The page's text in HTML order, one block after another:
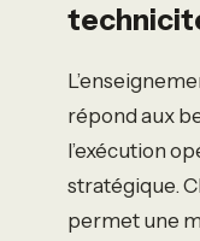
répond aux
l’exécution
stratégique.
permet une